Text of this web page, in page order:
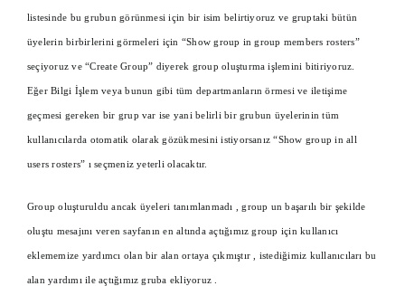
listesinde bu grubun görünmesi için bir isim belirtiyoruz ve gruptaki bütün
üyelerin birbirlerini görmeleri için “Show group in group members rosters”
seçiyoruz ve “Create Group” diyerek group oluşturma işlemini bitiriyoruz.
Eğer Bilgi İşlem veya bunun gibi tüm departmanların örmesi ve iletişime
geçmesi gereken bir grup var ise yani belirli bir grubun üyelerinin tüm
kullanıcılarda otomatik olarak gözükmesini istiyorsanız “Show group in all
users rosters” ı seçmeniz yeterli olacaktır.
Group oluşturuldu ancak üyeleri tanımlanmadı , group un başarılı bir şekilde
oluştu mesajını veren sayfanın en altında açtığımız group için kullanıcı
eklememize yardımcı olan bir alan ortaya çıkmıştır , istediğimiz kullanıcıları bu
alan yardımı ile açtığımız gruba ekliyoruz .